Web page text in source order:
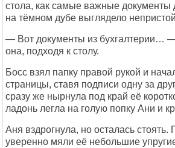
стола, как самые важные документы
на тёмном дубе выглядело
— Вот документы из бухгалтерии…
она, подходя к столу.
Босс взял папку правой рукой и
страницы, ставя подписи одну за
сразу же нырнула под край её
ладонь легла на голую попку Ани и
Аня вздрогнула, но осталась стоять.
уверенно мяли её небольшие